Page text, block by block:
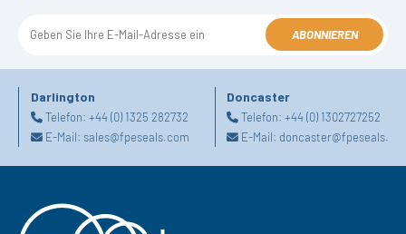
ABONNIEREN
Darlington
Telefon: +44 (0) 1325 282732
E-Mail: sales@fpeseals.com
Doncaster
Telefon:+44 (0) 1302727252
E-Mail: